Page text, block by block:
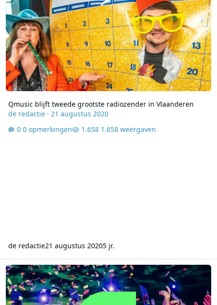
Qmusic blijft tweede grootste radiozender in Vlaanderen
de redactie· 21 augustus 2020
0 opmerkingen
1.658 weergaven
de redactie21 augustus 20205 jr.
CIM-cijfers: Robuuste radiomarkt doorstaat coronacrisis